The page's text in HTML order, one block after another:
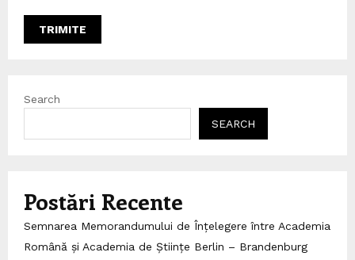
Search
SEARCH
Postări Recente
Semnarea Memorandumului de Înțelegere între Academia
Română și Academia de Științe Berlin – Brandenburg